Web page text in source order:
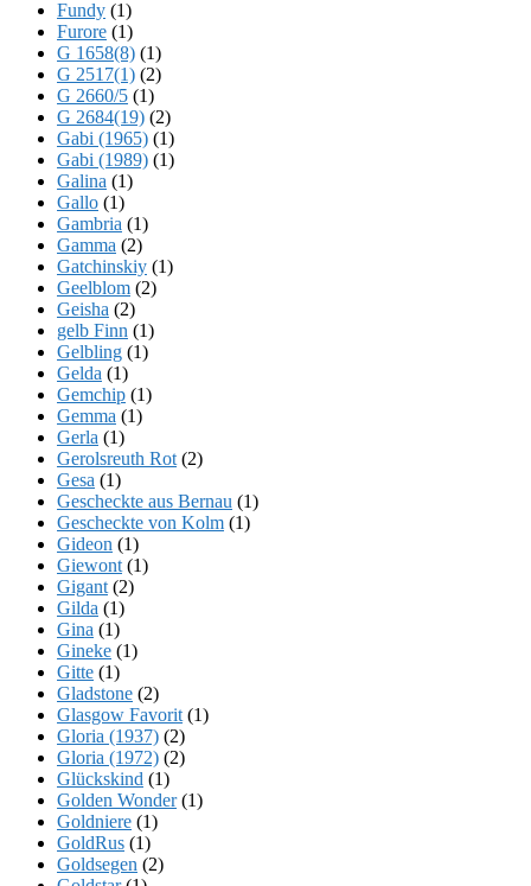
Fundy (1)
Furore (1)
G 1658(8) (1)
G 2517(1) (2)
G 2660/5 (1)
G 2684(19) (2)
Gabi (1965) (1)
Gabi (1989) (1)
Galina (1)
Gallo (1)
Gambria (1)
Gamma (2)
Gatchinskiy (1)
Geelblom (2)
Geisha (2)
gelb Finn (1)
Gelbling (1)
Gelda (1)
Gemchip (1)
Gemma (1)
Gerla (1)
Gerolsreuth Rot (2)
Gesa (1)
Gescheckte aus Bernau (1)
Gescheckte von Kolm (1)
Gideon (1)
Giewont (1)
Gigant (2)
Gilda (1)
Gina (1)
Gineke (1)
Gitte (1)
Gladstone (2)
Glasgow Favorit (1)
Gloria (1937) (2)
Gloria (1972) (2)
Glückskind (1)
Golden Wonder(1)
Goldniere (1)
GoldRus (1)
Goldsegen (2)